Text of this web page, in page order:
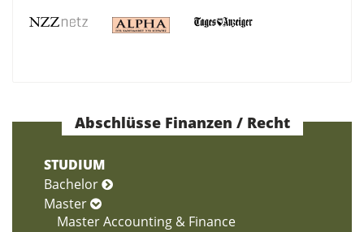
Abschlüsse Finanzen / Recht
STUDIUM
Bachelor
Master
Master Accounting & Finance